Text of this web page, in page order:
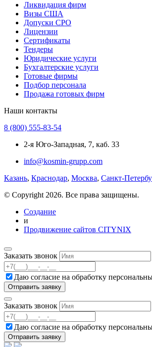
Ликвидация фирм
Визы США
Допуски СРО
Лицензии
Сертификаты
Тендеры
Юридические услуги
Бухгалтерские услуги
Готовые фирмы
Подбор персонала
Продажа готовых фирм
Наши контакты
8 (800) 555-83-54
2-я Юго-Западная, 7, каб. 33
info@kosmin-grupp.com
Казань, Краснодар, Москва, Санкт-
© Copyright 2026. Все права защищены.
Создание
и
Продвижение сайтов CITYNIX
Заказать звонок
Даю согласие на обработку
Заказать звонок
Даю согласие на обработку